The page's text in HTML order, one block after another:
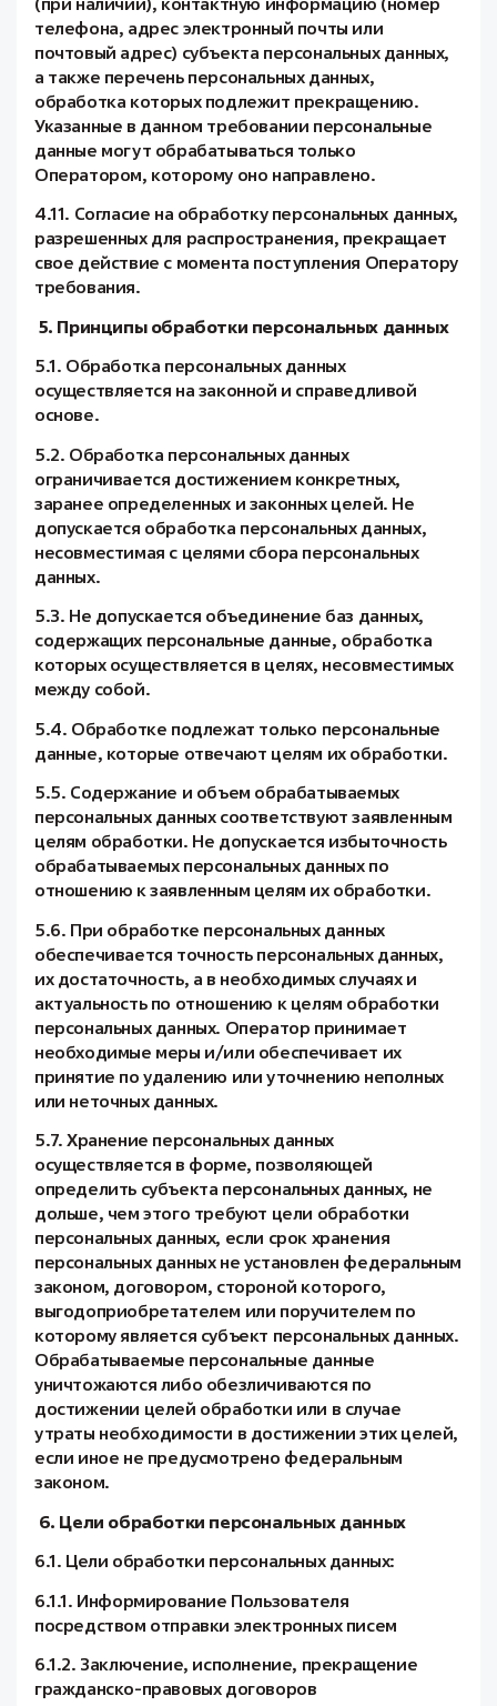
телефона, адрес электронный почты или
почтовый адрес) субъекта персональных данных,
а также перечень персональных данных,
обработка которых подлежит прекращению.
Указанные в данном требовании персональные
данные могут обрабатываться только
Оператором, которому оно направлено.
4.11. Согласие на обработку персональных данных,
разрешенных для распространения, прекращает
свое действие с момента поступления Оператору
требования.
5. Принципы обработки персональных данных
5.1. Обработка персональных данных
осуществляется на законной и справедливой
основе.
5.2. Обработка персональных данных
ограничивается достижением конкретных,
заранее определенных и законных целей. Не
допускается обработка персональных данных,
несовместимая с целями сбора персональных
данных.
5.3. Не допускается объединение баз данных,
содержащих персональные данные, обработка
которых осуществляется в целях, несовместимых
между собой.
5.4. Обработке подлежат только персональные
данные, которые отвечают целям их обработки.
5.5. Содержание и объем обрабатываемых
персональных данных соответствуют заявленным
целям обработки. Не допускается избыточность
обрабатываемых персональных данных по
отношению к заявленным целям их обработки.
5.6. При обработке персональных данных
обеспечивается точность персональных данных,
их достаточность, а в необходимых случаях и
актуальность по отношению к целям обработки
персональных данных. Оператор принимает
необходимые меры и/или обеспечивает их
принятие по удалению или уточнению неполных
или неточных данных.
5.7. Хранение персональных данных
осуществляется в форме, позволяющей
определить субъекта персональных данных, не
дольше, чем этого требуют цели обработки
персональных данных, если срок хранения
персональных данных не установлен федеральным
законом, договором, стороной которого,
выгодоприобретателем или поручителем по
которому является субъект персональных данных.
Обрабатываемые персональные данные
уничтожаются либо обезличиваются по
достижении целей обработки или в случае
утраты необходимости в достижении этих целей,
если иное не предусмотрено федеральным
законом.
6. Цели обработки персональных данных
6.1. Цели обработки персональных данных:
6.1.1. Информирование Пользователя
посредством отправки электронных писем
6.1.2. Заключение, исполнение, прекращение
гражданско-правовых договоров